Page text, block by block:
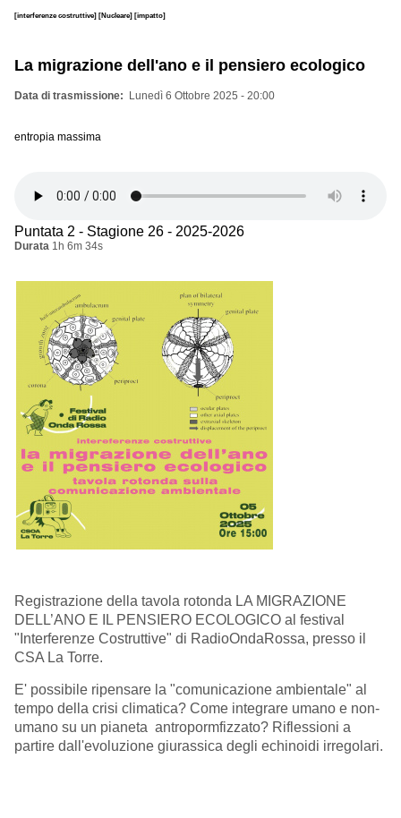
[interferenze costruttive] [Nucleare] [impatto]
La migrazione dell'ano e il pensiero ecologico
Data di trasmissione Lunedì 6 Ottobre 2025 - 20:00
entropia massima
Puntata 2 - Stagione 26 - 2025-2026
Durata 1h 6m 34s
Registrazione della tavola rotonda LA MIGRAZIONE
DELL’ANO E IL PENSIERO ECOLOGICO al festival
"Interferenze Costruttive" di RadioOndaRossa, presso il
CSA La Torre.
E' possibile ripensare la "comunicazione ambientale" al
tempo della crisi climatica? Come integrare umano e non-
umano su un pianeta antropormfizzato? Riflessioni a
partire dall'evoluzione giurassica degli echinoidi irregolari.